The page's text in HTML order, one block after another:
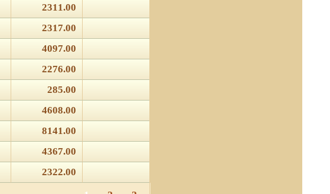
2311.00
2317.00
4097.00
2276.00
285.00
4608.00
8141.00
4367.00
2322.00
- вПолитике в отношении обработки